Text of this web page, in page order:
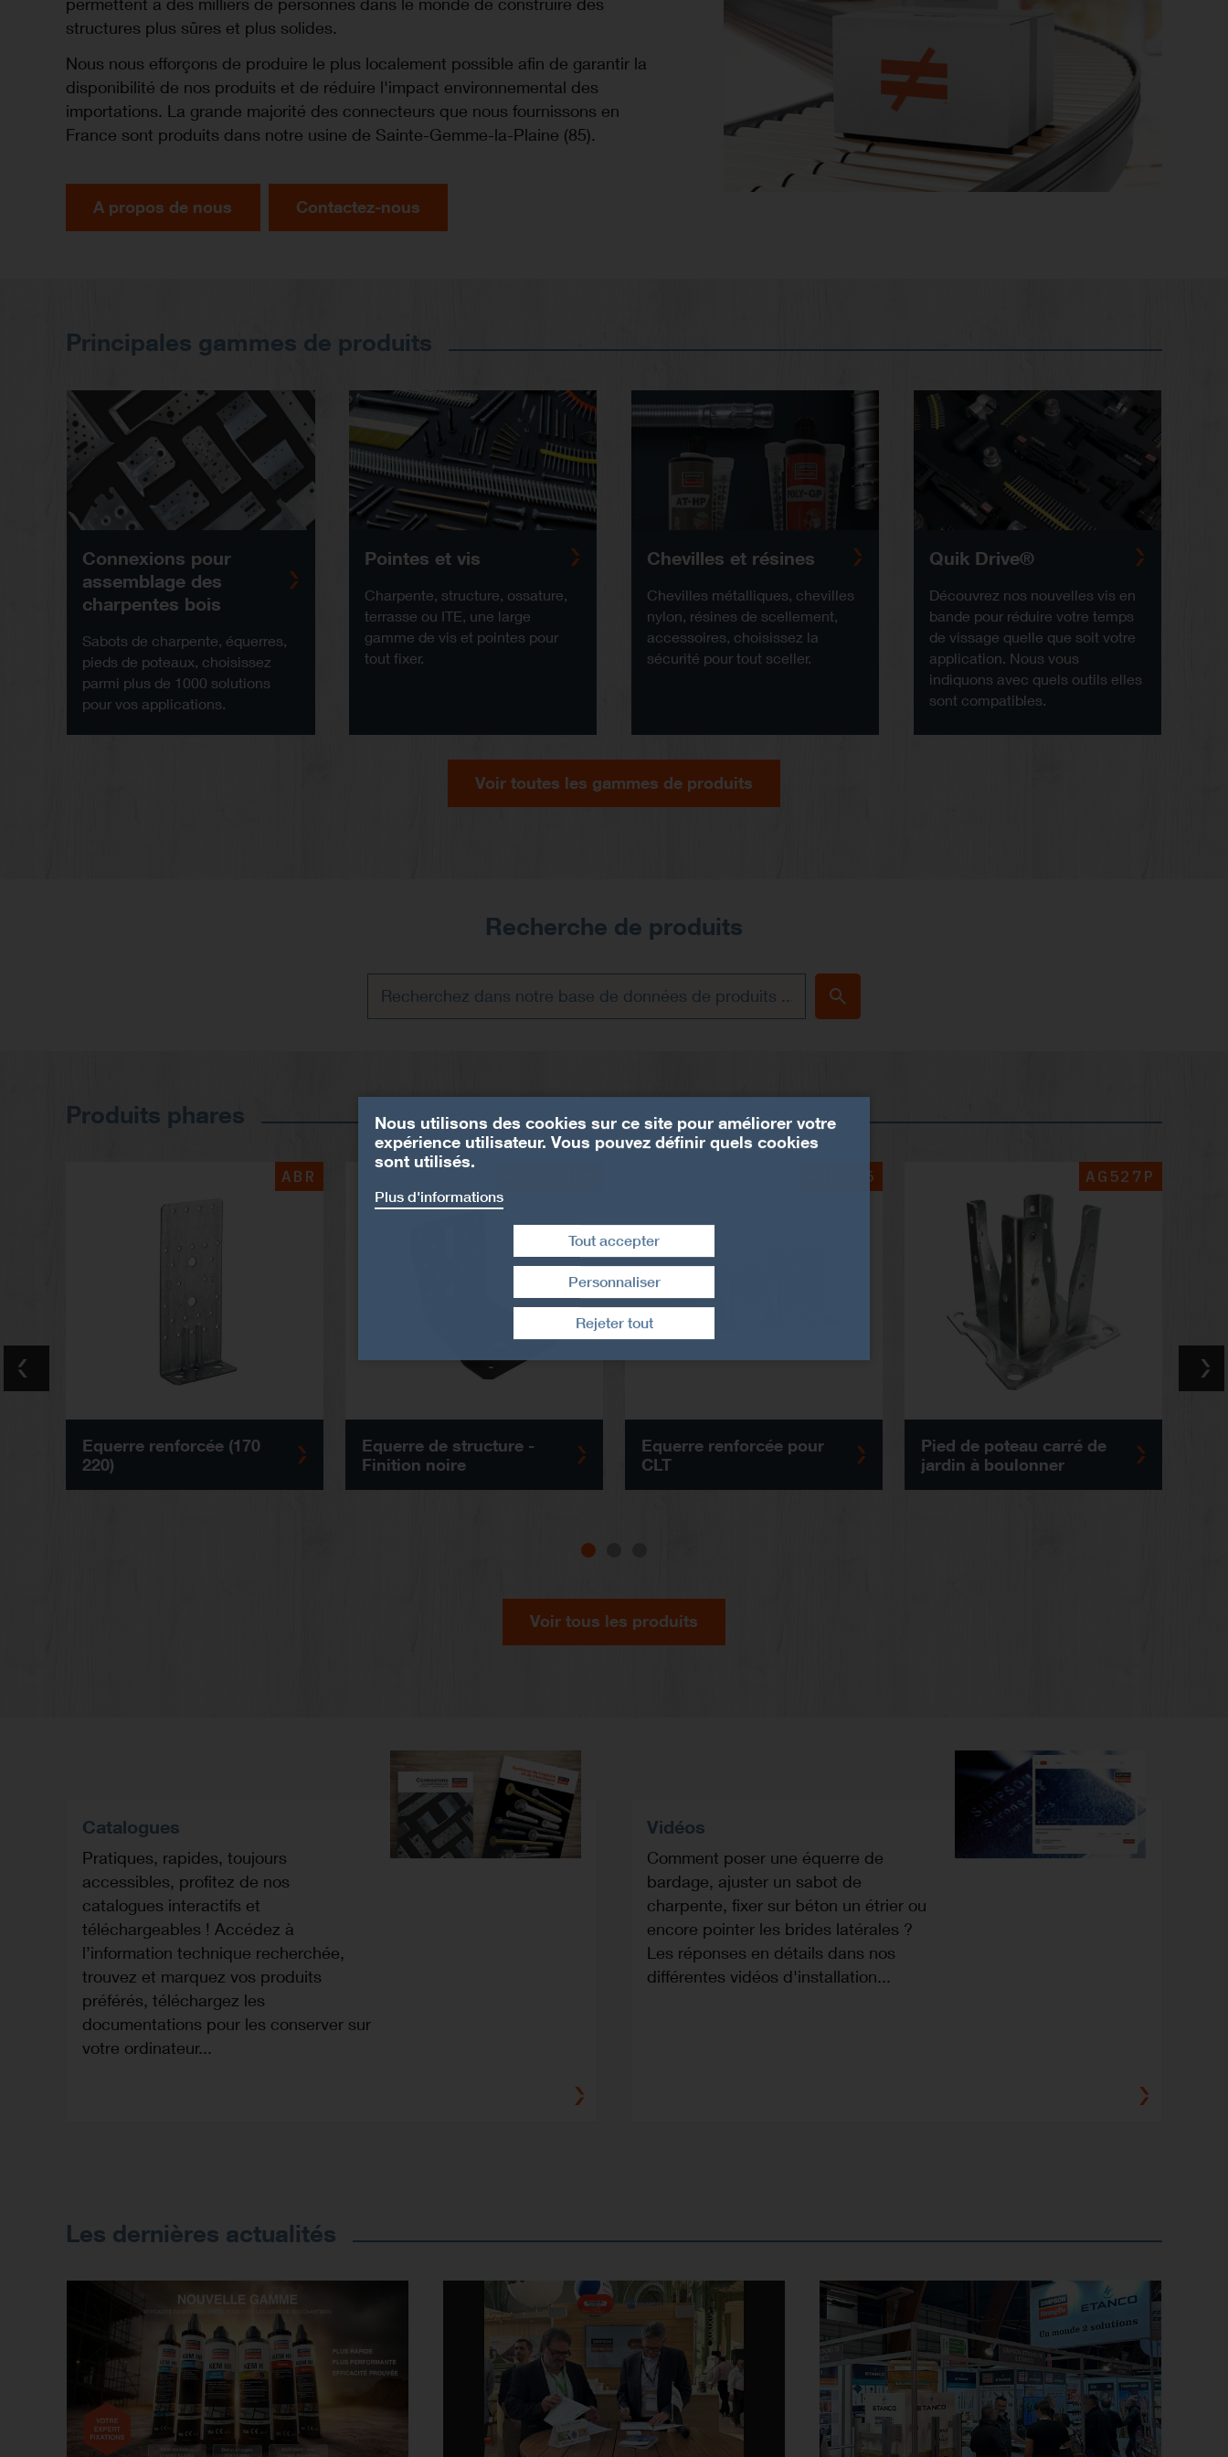
permettent à des milliers de personnes dans le monde de construire des
structures plus sûres et plus solides.
Nous nous efforçons de produire le plus localement possible afin de garantir la
disponibilité de nos produits et de réduire l'impact environnemental des
importations. La grande majorité des connecteurs que nous fournissons en
France sont produits dans notre usine de Sainte-Gemme-la-Plaine (85).
A propos de nous Contactez-nous
Principales gammes de produits
Connexions pour
assemblage des
charpentes bois
Sabots de charpente, équerres,
pieds de poteaux, choisissez
parmi plus de 1000 solutions
pour vos applications.
Pointes et vis
Charpente, structure, ossature,
terrasse ou ITE, une large
gamme de vis et pointes pour
tout fixer.
Chevilles et résines
Chevilles métalliques, chevilles
nylon, résines de scellement,
accessoires, choisissez la
sécurité pour tout sceller.
Quik Drive®
Découvrez nos nouvelles vis en
bande pour réduire votre temps
de vissage quelle que soit votre
application. Nous vous
indiquons avec quels outils elles
sont compatibles.
Voir toutes les gammes de produits
Recherche de produits
Produits phares
ABR
Equerre renforcée (170
220)
Equerre de structure -
Finition noire
ABR255
Equerre renforcée pour
CLT
AG527P
Pied de poteau carré de
jardin à boulonner
Voir tous les produits
Catalogues
Pratiques, rapides, toujours
accessibles, profitez de nos
catalogues interactifs et
téléchargeables ! Accédez à
l’information technique recherchée,
trouvez et marquez vos produits
préférés, téléchargez les
documentations pour les conserver sur
votre ordinateur...
Vidéos
Comment poser une équerre de
bardage, ajuster un sabot de
charpente, fixer sur béton un étrier ou
encore pointer les brides latérales ?
Les réponses en détails dans nos
différentes vidéos d'installation...
Les dernières actualités
Nous utilisons des cookies sur ce site pour améliorer votre
expérience utilisateur. Vous pouvez définir quels cookies
sont utilisés.
Plus d'informations
Rejeter tout
Tout accepter
Retirer le consentement
Personnaliser